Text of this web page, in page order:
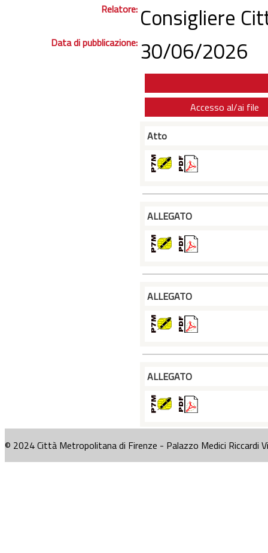
Relatore: Consigliere
Data di pubblicazione: 30/06/2026
Accesso al/ai file
Atto
ALLEGATO
ALLEGATO
ALLEGATO
© 2024 Città Metropolitana di Firenze - Palazzo Medici Riccardi